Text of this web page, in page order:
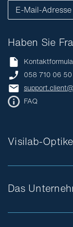
Das
Visilab-
Haben Sie
058 710 06 50
FAQ
E-Mail-Adresse